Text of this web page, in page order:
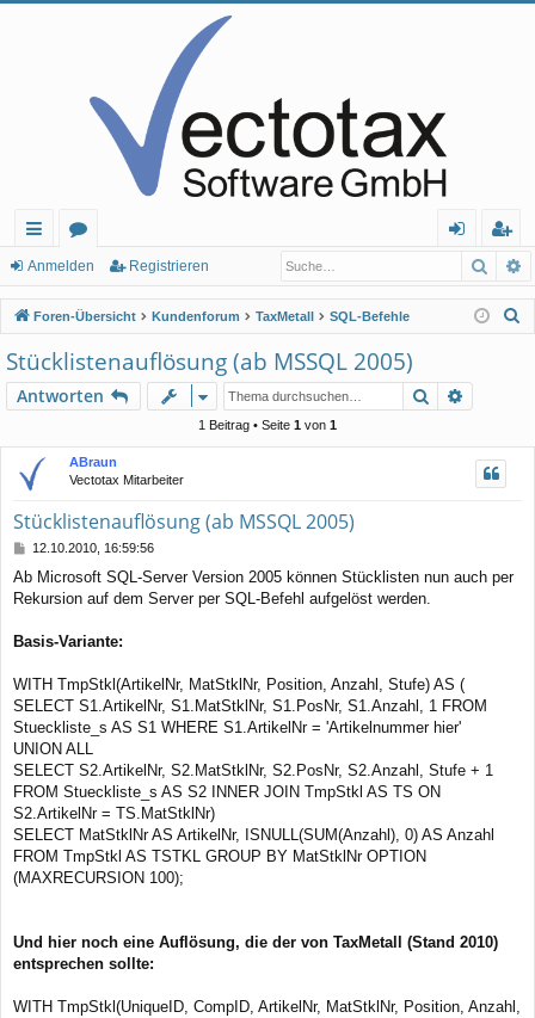
ch
ne
llz
ug
rif
f
or
en
m
el
n
eg
ist
rie
Anmelden Registrieren
Foren-Übersicht Kundenforum TaxMetall SQL-Befehle
Stücklistenauflösung (ab MSSQL 2005)
Antworten Suche
1 Beitrag • Seite 1 von 1
ABraun
Vectotax Mitarbeiter
Stücklistenauflösung (ab MSSQL 2005)
B
i
t
a
12.10.2010, 16:59:56
Ab Microsoft SQL-Server Version 2005 können Stücklisten nun auch per
Rekursion auf dem Server per SQL-Befehl aufgelöst werden.
Basis-Variante:
WITH TmpStkl(ArtikelNr, MatStklNr, Position, Anzahl, Stufe) AS (
SELECT S1.ArtikelNr, S1.MatStklNr, S1.PosNr, S1.Anzahl, 1 FROM
Stueckliste_s AS S1 WHERE S1.ArtikelNr = 'Artikelnummer hier'
UNION ALL
SELECT S2.ArtikelNr, S2.MatStklNr, S2.PosNr, S2.Anzahl, Stufe + 1
FROM Stueckliste_s AS S2 INNER JOIN TmpStkl AS TS ON
S2.ArtikelNr = TS.MatStklNr)
SELECT MatStklNr AS ArtikelNr, ISNULL(SUM(Anzahl), 0) AS Anzahl
FROM TmpStkl AS TSTKL GROUP BY MatStklNr OPTION
(MAXRECURSION 100);
Und hier noch eine Auflösung, die der von TaxMetall (Stand 2010)
entsprechen sollte:
WITH TmpStkl(UniqueID, CompID, ArtikelNr, MatStklNr, Position, Anzahl,